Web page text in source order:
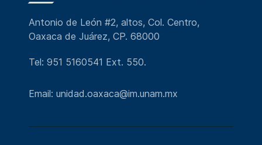
Antonio de León #2, altos, Col. Centro,
Oaxaca de Juárez, CP. 68000
Tel: 951 5160541 Ext. 550.
Email: unidad.oaxaca@im.unam.mx